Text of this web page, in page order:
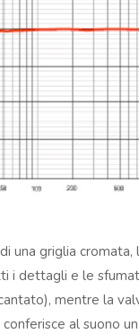
una griglia
i dettagli e le
mentre la
al suono